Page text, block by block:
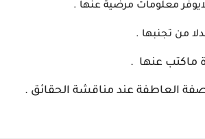
معلومات مرضية عنها .
من تجنبها .
ماكتب عنها .
العاطفة عند مناقشة الحقائق .